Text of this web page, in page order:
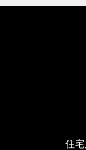
住宅